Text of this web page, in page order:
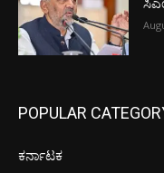
POPULAR
ಕರ್ನಾಟಕ